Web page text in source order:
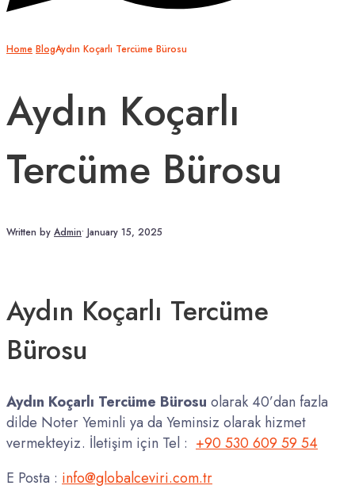
Home BlogAydın Koçarlı Tercüme Bürosu
Aydın Koçarlı
Tercüme Bürosu
Written by Admin• January 15, 2025
Aydın Koçarlı Tercüme
Bürosu
Aydın Koçarlı Tercüme Bürosu olarak 40’dan fazla
dilde Noter Yeminli ya da Yeminsiz olarak hizmet
vermekteyiz. İletişim için Tel : +90 530 609 59 54
E Posta : info@globalceviri.com.tr